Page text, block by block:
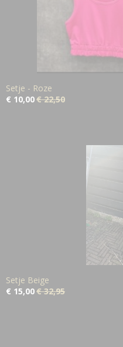
Setje - Roze
€ 10,00€ 22,50
Setje Beige
€ 15,00€ 32,95